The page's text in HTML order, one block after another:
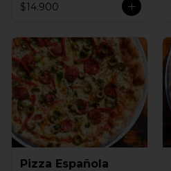
$14.900
Pizza Española